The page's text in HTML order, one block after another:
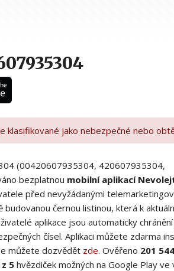
klasifikované jako nebezpečné nebo
(00420607935304, 420607935304,
bezplatnou mobilní aplikací
před nevyžádanými
budovanou černou listinou, která k
aplikace jsou automaticky
čísel. Aplikaci můžete zdarma
můžete dozvědět zde. Ověřeno 201 544
z 5hvězdiček možných na Google Play ve